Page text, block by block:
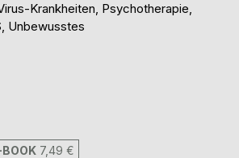
Krankheiten, Psychotherapie,
Unbewusstes
7,49 €